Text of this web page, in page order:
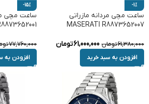
-1%
ساعت مچی مردانه مازراتی
MASERATI R8873652007
61,380,000تومان 61,000,000تومان
افزودن به سبد خرید
-15%
ساعت مچی
77,760,000
افزودن به